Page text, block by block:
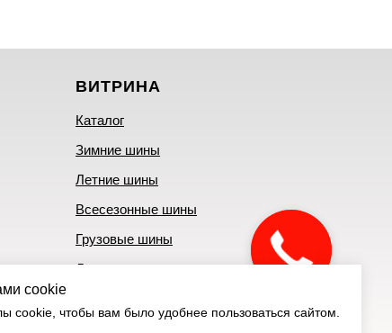
ВИТРИНА
Каталог
Зимние шины
Летние шины
Всесезонные шины
Грузовые шины
Литые диски
cookie
cookie, чтобы вам было удобнее пользоваться сайтом.